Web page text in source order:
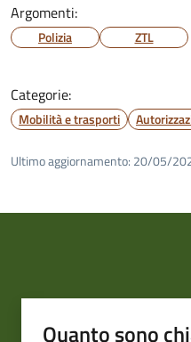
Argomenti:
Polizia ZTL
Categorie:
Mobilità e trasporti
Ultimo aggiornamento: 20/05/
Quanto sono